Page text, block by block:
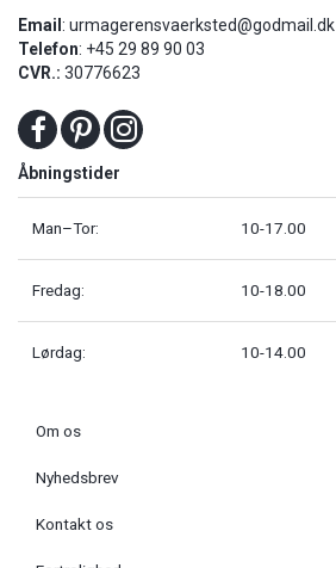
Email : urmagerensvaerksted@godmail.dk
Telefon: +45 29 89 90 03
CVR.: 30776623
Åbningstider
Man–Tor: 10-17.00
Fredag: 10-18.00
Lørdag: 10-14.00
Om os
Nyhedsbrev
Kontakt os